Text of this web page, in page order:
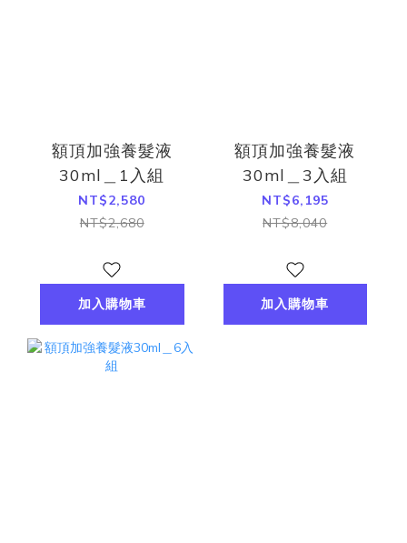
額頂加強養髮液
30ml＿1入組
NT$2,580
NT$2,680
加入購物車
額頂加強養髮液
30ml＿3入組
NT$6,195
NT$8,040
加入購物車